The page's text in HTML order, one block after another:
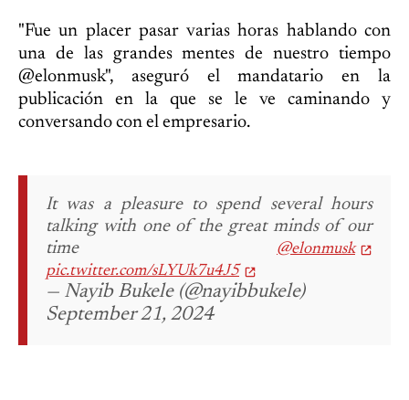
"Fue un placer pasar varias horas hablando con
una de las grandes mentes de nuestro tiempo
@elonmusk", aseguró el mandatario en la
publicación en la que se le ve caminando y
conversando con el empresario.
It was a pleasure to spend several hours
talking with one of the great minds of our
time
@elonmusk
pic.twitter.com/sLYUk7u4J5
— Nayib Bukele (@nayibbukele)
September 21, 2024